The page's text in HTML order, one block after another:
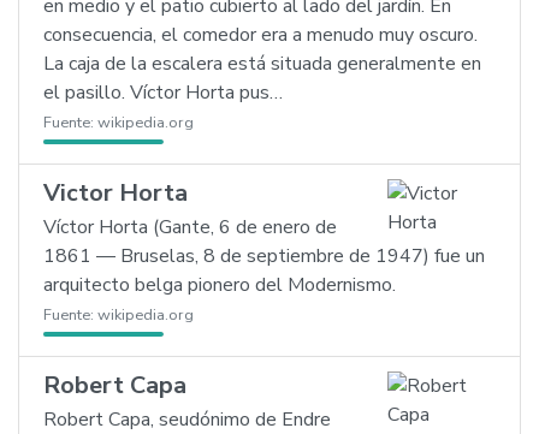
en medio y el patio cubierto al lado del jardín. En
consecuencia, el comedor era a menudo muy oscuro.
La caja de la escalera está situada generalmente en
el pasillo. Víctor Horta pus…
Fuente: wikipedia.org
Victor Horta
Víctor Horta (Gante, 6 de enero de
1861 — Bruselas, 8 de septiembre de 1947) fue un
arquitecto belga pionero del Modernismo.
Fuente: wikipedia.org
Robert Capa
Robert Capa, seudónimo de Endre